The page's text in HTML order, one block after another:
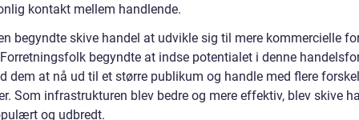
kontakt mellem handlende.
begyndte skive handel at udvikle sig til mere kommercielle
begyndte at indse potentialet i denne
dem at nå ud til et større publikum og handle med flere
Som infrastrukturen blev bedre og mere effektiv, blev skive
og udbredt.